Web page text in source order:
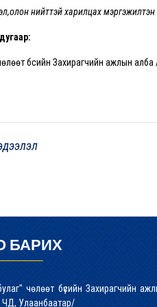
нийттэй харилцах
бүсийн Захирагчийн ажлын
БАРИХ
чөлөөт бүсийн Захирагчийн
ЧД, Улаанбаатар/